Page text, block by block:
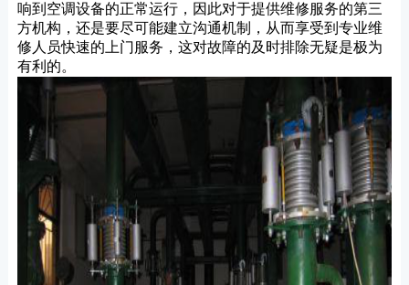
响到空调设备的正常运行，因此对于提供维修服务的第三
方机构，还是要尽可能建立沟通机制，从而享受到专业维
修人员快速的上门服务，这对故障的及时排除无疑是极为
有利的。